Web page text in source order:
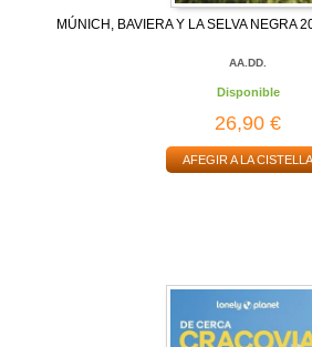
MÚNICH, BAVIERA Y LA SELVA NEGRA
AA.DD.
Disponible
26,90 €
AFEGIR A LA CISTELLA